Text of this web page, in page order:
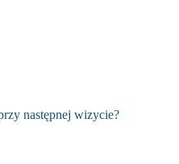
następnej wizycie?